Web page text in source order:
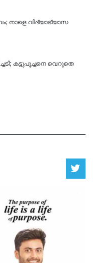
നാളെ വിദ്യാഭ്യാസ
കട്ടുപൂച്ചനെ വെറുതെ